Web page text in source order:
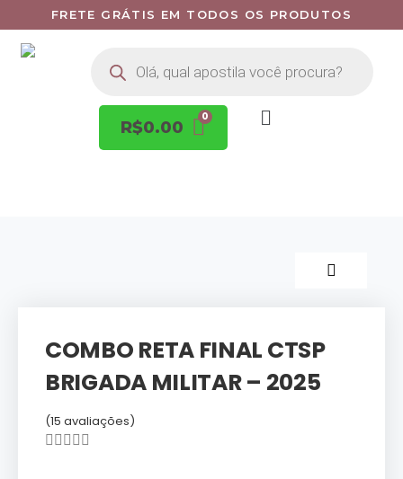
FRETE GRÁTIS EM TODOS OS PRODUTOS
R$0.00
COMBO RETA FINAL CTSP
BRIGADA MILITAR – 2025
(15 avaliações)
